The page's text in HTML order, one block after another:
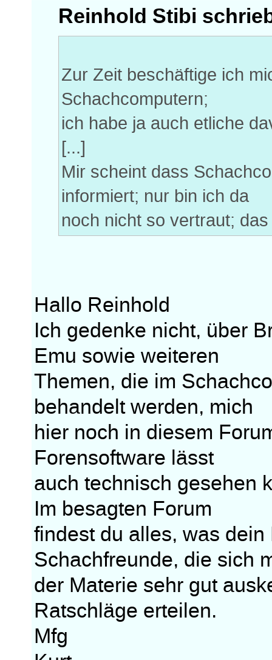
Reinhold Stibi
Zur Zeit beschäftige ich
Schachcomputern;
ich habe ja auch etliche
[...]
Mir scheint dass
informiert; nur bin ich da
noch nicht so vertraut;
Hallo Reinhold
Ich gedenke nicht, über
Emu sowie weiteren
Themen, die im
behandelt werden, mich
hier noch in diesem
Forensoftware lässt
auch technisch gesehen
Im besagten Forum
findest du alles, was
Schachfreunde, die sich
der Materie sehr gut
Ratschläge erteilen.
Mfg